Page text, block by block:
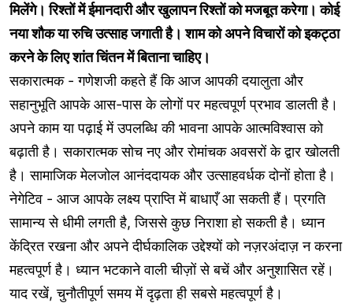
मिलेंगे। रिश्तों में ईमानदारी और खुलापन रिश्तों को मजबूत करेगा। कोई
नया शौक या रुचि उत्साह जगाती है। शाम को अपने विचारों को इकट्ठा
करने के लिए शांत चिंतन में बिताना चाहिए।
सकारात्मक - गणेशजी कहते हैं कि आज आपकी दयालुता और
सहानुभूति आपके आस-पास के लोगों पर महत्वपूर्ण प्रभाव डालती है।
अपने काम या पढ़ाई में उपलब्धि की भावना आपके आत्मविश्वास को
बढ़ाती है। सकारात्मक सोच नए और रोमांचक अवसरों के द्वार खोलती
है। सामाजिक मेलजोल आनंददायक और उत्साहवर्धक दोनों होता है।
नेगेटिव - आज आपके लक्ष्य प्राप्ति में बाधाएँ आ सकती हैं। प्रगति
सामान्य से धीमी लगती है, जिससे कुछ निराशा हो सकती है। ध्यान
केंद्रित रखना और अपने दीर्घकालिक उद्देश्यों को नज़रअंदाज़ न करना
महत्वपूर्ण है। ध्यान भटकाने वाली चीज़ों से बचें और अनुशासित रहें।
याद रखें, चुनौतीपूर्ण समय में दृढ़ता ही सबसे महत्वपूर्ण है।